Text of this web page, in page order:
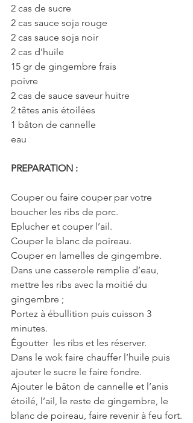
2 cas de sucre
2 cas sauce soja rouge
2 cas sauce soja noir
2 cas d'huile
15 gr de gingembre frais
poivre
2 cas de sauce saveur huitre
2 têtes anis étoilées
1 bâton de cannelle
eau
PREPARATION :
Couper ou faire couper par votre
boucher les ribs de porc.
Eplucher et couper l’ail.
Couper le blanc de poireau.
Couper en lamelles de gingembre.
Dans une casserole remplie d’eau,
mettre les ribs avec la moitié du
gingembre ;
Portez à ébullition puis cuisson 3
minutes.
Égoutter  les ribs et les réserver.
Dans le wok faire chauffer l’huile puis
ajouter le sucre le faire fondre.
Ajouter le bâton de cannelle et l’anis
étoilé, l’ail, le reste de gingembre, le
blanc de poireau, faire revenir à feu fort.